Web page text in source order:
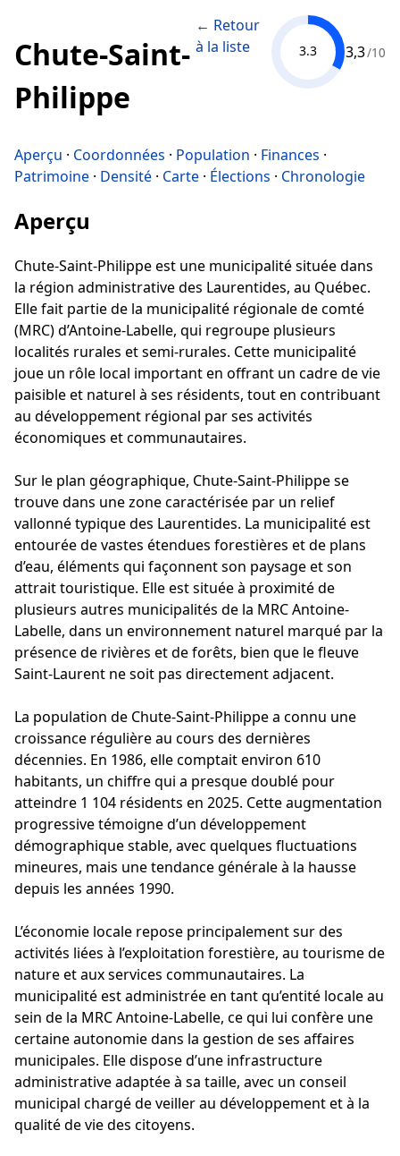
Chute-Saint-
Philippe
← Retour
à la liste
3.3 3,3/10
Aperçu · Coordonnées · Population · Finances ·
Patrimoine · Densité · Carte · Élections · Chronologie
Aperçu
Chute-Saint-Philippe est une municipalité située dans
la région administrative des Laurentides, au Québec.
Elle fait partie de la municipalité régionale de comté
(MRC) d’Antoine-Labelle, qui regroupe plusieurs
localités rurales et semi-rurales. Cette municipalité
joue un rôle local important en offrant un cadre de vie
paisible et naturel à ses résidents, tout en contribuant
au développement régional par ses activités
économiques et communautaires.
Sur le plan géographique, Chute-Saint-Philippe se
trouve dans une zone caractérisée par un relief
vallonné typique des Laurentides. La municipalité est
entourée de vastes étendues forestières et de plans
d’eau, éléments qui façonnent son paysage et son
attrait touristique. Elle est située à proximité de
plusieurs autres municipalités de la MRC Antoine-
Labelle, dans un environnement naturel marqué par la
présence de rivières et de forêts, bien que le fleuve
Saint-Laurent ne soit pas directement adjacent.
La population de Chute-Saint-Philippe a connu une
croissance régulière au cours des dernières
décennies. En 1986, elle comptait environ 610
habitants, un chiffre qui a presque doublé pour
atteindre 1 104 résidents en 2025. Cette augmentation
progressive témoigne d’un développement
démographique stable, avec quelques fluctuations
mineures, mais une tendance générale à la hausse
depuis les années 1990.
L’économie locale repose principalement sur des
activités liées à l’exploitation forestière, au tourisme de
nature et aux services communautaires. La
municipalité est administrée en tant qu’entité locale au
sein de la MRC Antoine-Labelle, ce qui lui confère une
certaine autonomie dans la gestion de ses affaires
municipales. Elle dispose d’une infrastructure
administrative adaptée à sa taille, avec un conseil
municipal chargé de veiller au développement et à la
qualité de vie des citoyens.